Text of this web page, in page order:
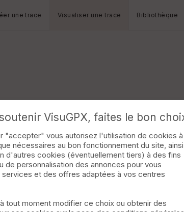
une trace Visualiser une trace Bibliothèque
VisuGPX, faites le bon
"accepter" vous autorisez l'utilisation de cookies à
nécessaires au bon fonctionnement du site, ainsi
d'autres cookies (éventuellement tiers) à des fins
de personnalisation des annonces pour vous
et des offres adaptées à vos centres
tout moment modifier ce choix ou obtenir des